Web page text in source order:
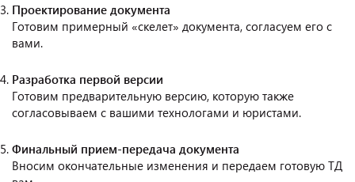
Проектирование документа
Готовим примерный «скелет» документа, согласуем его с
вами.
Разработка первой версии
Готовим предварительную версию, которую также
согласовываем с вашими технологами и юристами.
Финальный прием-передача документа
Вносим окончательные изменения и передаем готовую ТД